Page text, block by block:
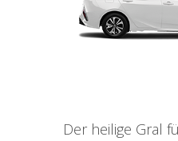
Der heilige Gral